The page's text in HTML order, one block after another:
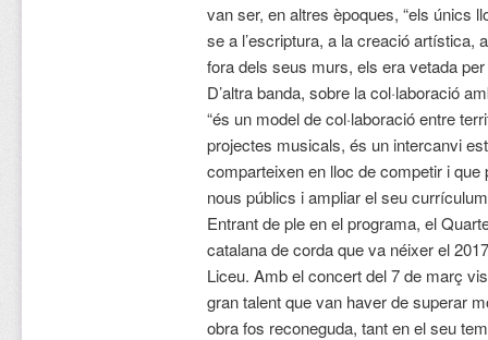
van ser, en altres èpoques, “els únics
se a l’escriptura, a la creació artística,
fora dels seus murs, els era vetada per
D’altra banda, sobre la col·laboració
“és un model de col·laboració entre
projectes musicals, és un intercanvi
comparteixen en lloc de competir i
nous públics i ampliar el seu
Entrant de ple en el programa, el
catalana de corda que va néixer el
Liceu. Amb el concert del 7 de març
gran talent que van haver de superar
obra fos reconeguda, tant en el seu